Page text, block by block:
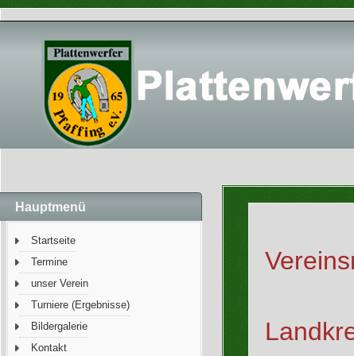
Hauptmenü
Startseite
Termine
unser Verein
Turniere (Ergebnisse)
Bildergalerie
Kontakt